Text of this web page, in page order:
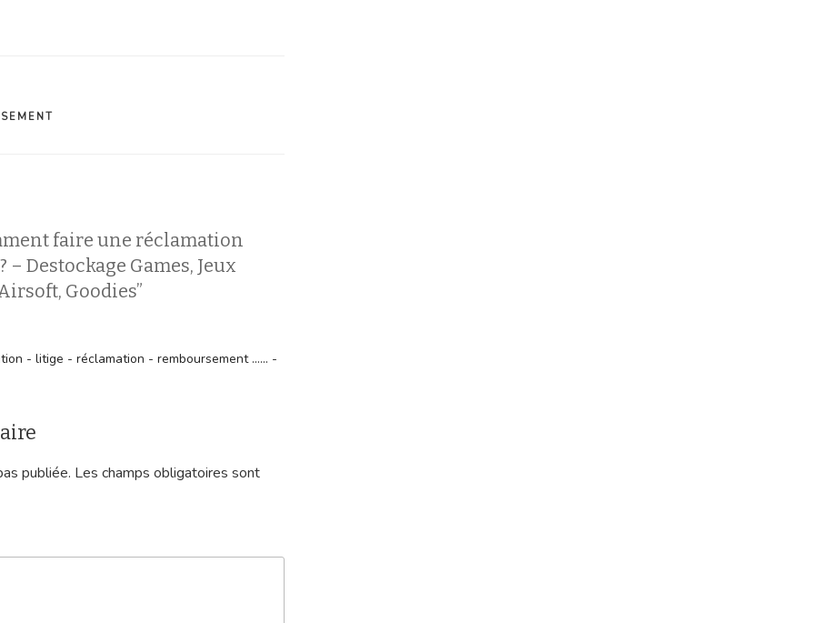
faire une réclamation
– Destockage Games, Jeux
Goodies”
- litige - réclamation - remboursement ...... -
publiée. Les champs obligatoires sont